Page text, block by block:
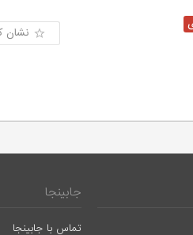
نشان
جابینجا
تماس با جابینجا